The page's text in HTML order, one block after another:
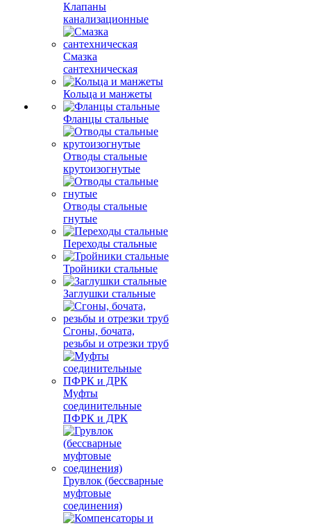
Клапаны
канализационные
Смазка
сантехническая
Кольца и манжеты
Фланцы стальные
Отводы стальные
крутоизогнутые
Отводы стальные
гнутые
Переходы стальные
Тройники стальные
Заглушки стальные
Сгоны, бочата,
резьбы и отрезки труб
Муфты
соединительные
ПФРК и ДРК
Грувлок (бессварные
муфтовые
соединения)